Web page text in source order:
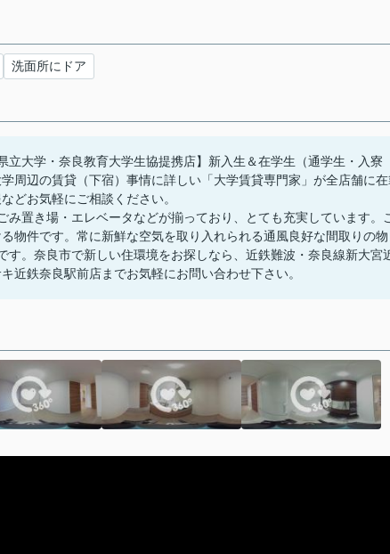
洗面所にドア
立大学・奈良教育大学生協提携店】新入生＆在学生（通学生・入寮
周辺の賃貸（下宿）事情に詳しい「大学賃貸専門家」が全店舗に
どお気軽にご相談ください。
置き場・エレベータなどが揃っており、とても充実しています。
物件です。常に新鮮な空気を取り入れられる通風良好な間取りの物
す。奈良市で新しい住環境をお探しなら、近鉄難波・奈良線新大宮
近鉄奈良駅前店までお気軽にお問い合わせ下さい。